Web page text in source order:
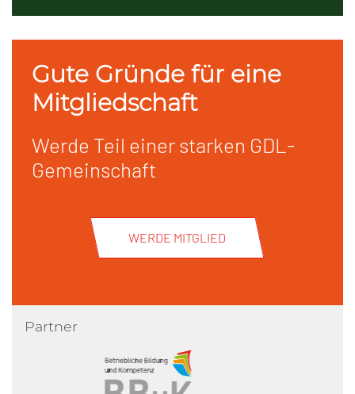
Gute Gründe für eine
Mitgliedschaft
Werde Teil einer starken GDL-
Gemeinschaft
WERDE MITGLIED
Partner